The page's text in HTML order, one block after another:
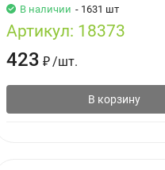
В наличии - 1631 шт
Артикул: 18373
423 ₽/шт.
В корзину